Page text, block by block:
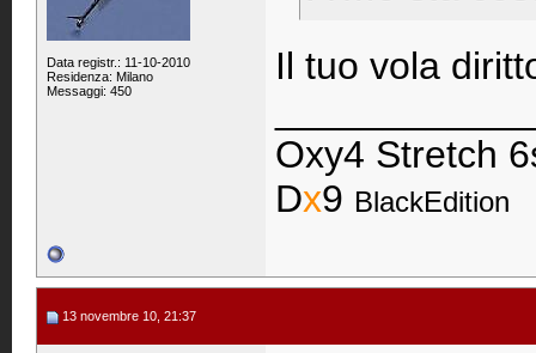
Data registr.: 11-10-2010
Residenza: Milano
Messaggi: 450
Il tuo vola
Oxy4 Stretch
Dx9 BlackEdition
13 novembre 10, 21:37